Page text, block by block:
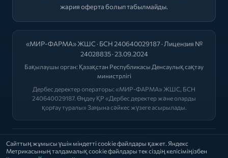
Сайттың жұмысы үшін міндетті cookie файлдары қажет. Яндекс
Метрикасының талдамалық cookie файлдары тек сіздің келісіміңізбен
жария оферта болып табылмайды.
«МИР-ФАРМА» ЖШС · БСН 240640029187 · Лицензия №
24028835 · 23.09.2024
Бақылаушы орган: Қазақстан Республикасы Денсаулық сақтау
министрлігі
Дербес деректер операторы: «МИР-ФАРМА» ЖШС, БСН
240640029187. Өңдеу ҚР «Дербес деректер және оларды
қорғау туралы» Заңына сәйкес жүзеге асырылады.
2026 © "МИР-ФАРМА"
Саясат | Оферта | Лицензиялар